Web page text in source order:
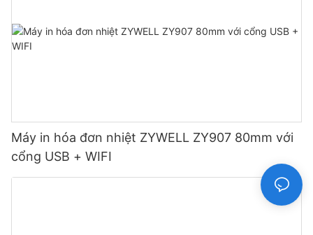
Máy in hóa đơn nhiệt ZYWELL ZY907 80mm với
cổng USB + WIFI